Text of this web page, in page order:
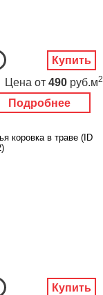
Подробнее
Цена от 490 руб.м2
Купить
коровка в траве (ID
Купить